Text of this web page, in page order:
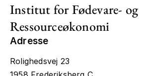
Institut for Fødevare- og
Ressourceøkonomi
Adresse
Rolighedsvej 23